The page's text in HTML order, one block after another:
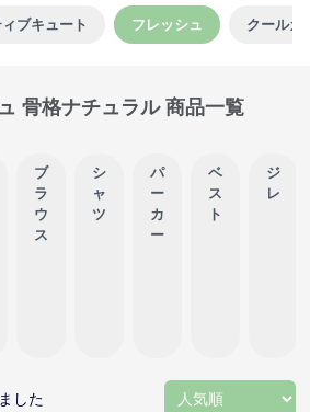
ブキュート フレッシュ クールカ
骨格ナチュラル 商品一覧
ブ
ラ
ウ
ス
シ
ャ
ツ
パ
ー
カ
ー
ベ
ス
ト
ジ
レ
した